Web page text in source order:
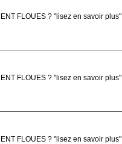
FLOUES ? "lisez en savoir plus"
FLOUES ? "lisez en savoir plus"
FLOUES ? "lisez en savoir plus"